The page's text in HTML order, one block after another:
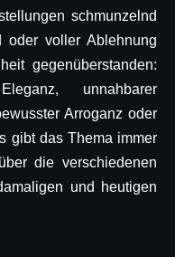
schmunzelnd
oder voller Ablehnung
gegenüberstanden:
unnahbarer
Arroganz oder
gibt das Thema immer
die verschiedenen
und heutigen